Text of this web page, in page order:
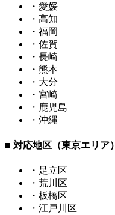
・愛媛
・高知
・福岡
・佐賀
・長崎
・熊本
・大分
・宮崎
・鹿児島
・沖縄
■ 対応地区（東京エリア）
・足立区
・荒川区
・板橋区
・江戸川区